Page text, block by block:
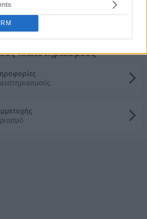
ενοικίασης κατοικιών στην
πλειστηριασμούς